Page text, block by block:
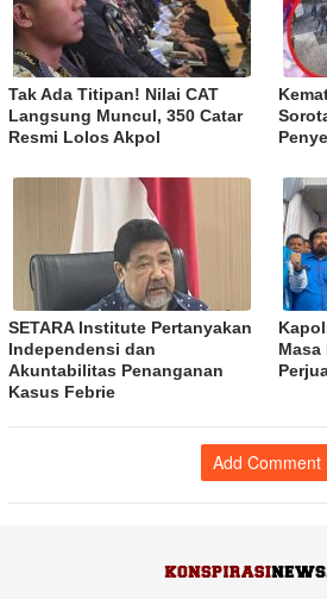
Tak Ada Titipan! Nilai CAT
Langsung Muncul, 350 Catar
Resmi Lolos Akpol
SETARA Institute Pertanyakan
Independensi dan
Akuntabilitas Penanganan
Kasus Febrie
Add Comment